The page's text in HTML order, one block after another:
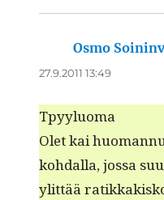
Osmo
27.9.2011 13:49
Tpyy­lu­o­ma
Olet kai
kohdal­la, jos­sa
ylit­tää